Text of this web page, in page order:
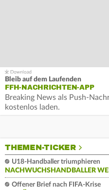
Bleib auf dem Laufenden
FFH-NACHRICHTEN-APP
Breaking News als Push-
kostenlos laden.
THEMEN-TICKER
U18-Handballer triumphieren
NACHWUCHSHANDBALLER
Offener Brief nach FIFA-Krise